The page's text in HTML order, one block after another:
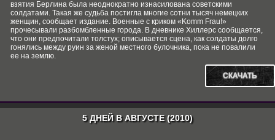
взятия Берлина была неоднократно изнасилована советскими
солдатами. Такая же судьба постигла многие сотни тысяч немецких
женщин, сообщает издание. Военные с криком «Komm Frau!»
прочесывали разбомбленные города. В дневнике Хиллерс сообщается,
что они предпочитали толстух; описывается сцена, как солдаты долго
гонялись между руин за женой местного булочника, пока не повалили
ее на землю.
СКАЧАТЬ
5 ДНЕЙ В АВГУСТЕ (2010)